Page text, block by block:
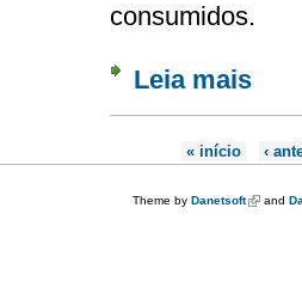
consumidos.
Leia mais
Páginas« início ‹
Theme by Danetsoft(link is
and